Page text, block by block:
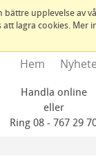
upplevelse av
lagra cookies.
Hem
Handla online
eller
Ring 08 - 767 29